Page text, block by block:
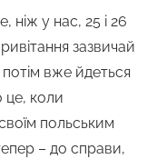
ніж у нас, 25 і 26
зазвичай
потім вже йдеться
це, коли
польським
– до справи,